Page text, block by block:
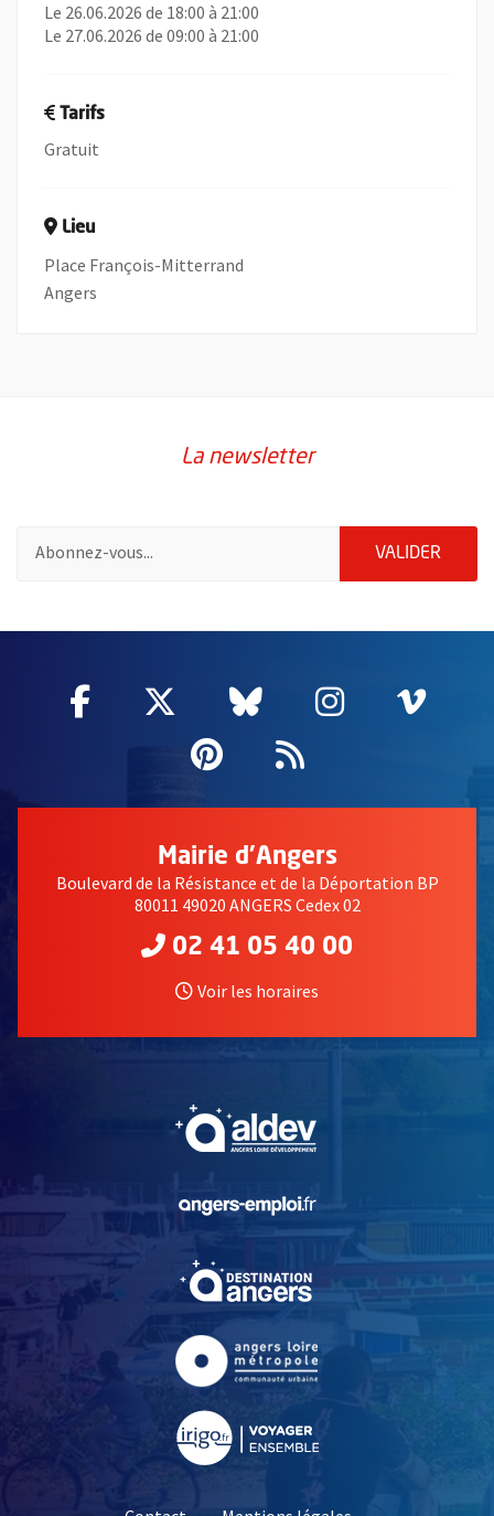
Le 26.06.2026 de 18:00 à 21:00
Le 27.06.2026 de 09:00 à 21:00
Tarifs
Gratuit
Lieu
Place François-Mitterrand
Angers
La newsletter
VALIDER
Facebook
, Ouvre une nouvelle fenêtre
Twitter
, Ouvre une nouvelle
Bluesky
, Ouvre une
Instagram
, Ouvre
,
Pinterest
, Ouvre une
Flux RSS
Mairie d'Angers
Boulevard de la Résistance et de la Déportation BP
80011 49020 ANGERS Cedex 02
02 41 05 40 00
Voir les horaires
, Ouvre une nouvelle
, Ouvre une nouvelle